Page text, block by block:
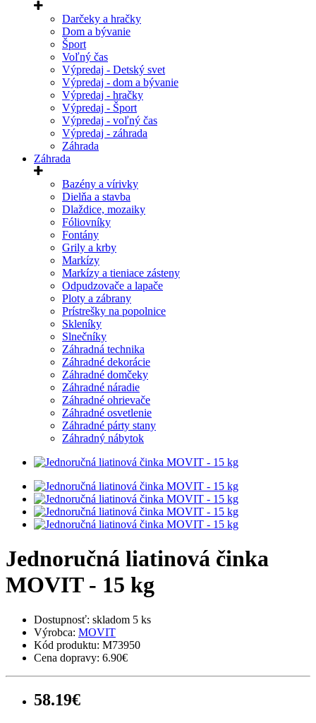
Darčeky a hračky
Dom a bývanie
Šport
Voľný čas
Výpredaj - Detský svet
Výpredaj - dom a bývanie
Výpredaj - hračky
Výpredaj - Šport
Výpredaj - voľný čas
Výpredaj - záhrada
Záhrada
Záhrada
Bazény a vírivky
Dielňa a stavba
Dlaždice, mozaiky
Fóliovníky
Fontány
Grily a krby
Markízy
Markízy a tieniace zásteny
Odpudzovače a lapače
Ploty a zábrany
Prístrešky na popolnice
Skleníky
Slnečníky
Záhradná technika
Záhradné dekorácie
Záhradné domčeky
Záhradné náradie
Záhradné ohrievače
Záhradné osvetlenie
Záhradné párty stany
Záhradný nábytok
Jednoručná liatinová činka
MOVIT - 15 kg
Dostupnosť: skladom 5 ks
Výrobca: MOVIT
Kód produktu: M73950
Cena dopravy: 6.90€
58.19€